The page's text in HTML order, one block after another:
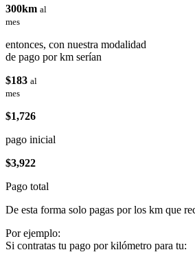
300km al
mes
entonces, con nuestra modalidad
de pago por km serían
$183 al
mes
$1,726
pago inicial
$3,922
Pago total
De esta forma solo pagas por los km que
Por ejemplo:
Si contratas tu pago por kilómetro para tu: